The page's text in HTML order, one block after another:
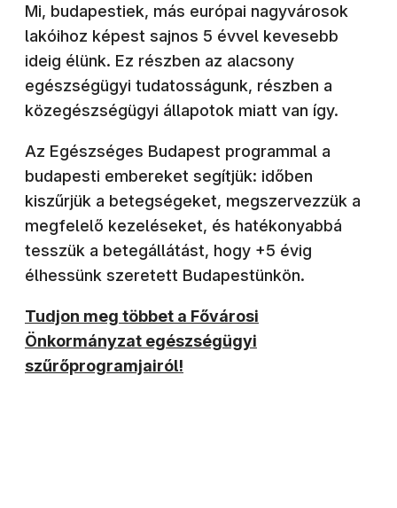
Mi, budapestiek, más európai nagyvárosok
lakóihoz képest sajnos 5 évvel kevesebb
ideig élünk. Ez részben az alacsony
egészségügyi tudatosságunk, részben a
közegészségügyi állapotok miatt van így.
Az Egészséges Budapest programmal a
budapesti embereket segítjük: időben
kiszűrjük a betegségeket, megszervezzük a
megfelelő kezeléseket, és hatékonyabbá
tesszük a betegállátást, hogy +5 évig
élhessünk szeretett Budapestünkön.
Tudjon meg többet a Fővárosi
Önkormányzat egészségügyi
szűrőprogramjairól!